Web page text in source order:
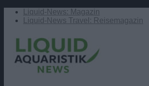
Liquid-News: Magazin
Liquid-News Travel: Reisemagazin